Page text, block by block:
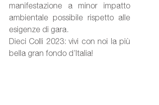
manifestazione a minor impatto
ambientale possibile rispetto alle
esigenze di gara.
Dieci Colli 2023: vivi con noi la più
bella gran fondo d’Italia!